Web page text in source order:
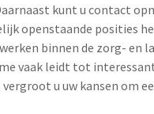
kunt u contact
openstaande posities
binnen de zorg- en
vaak leidt tot
u uw kansen om